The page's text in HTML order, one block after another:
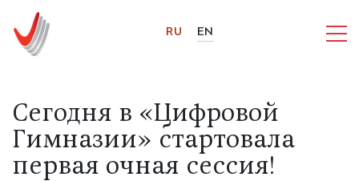
RU EN
Сегодня в «Цифровой
Гимназии» стартовала
первая очная сессия!